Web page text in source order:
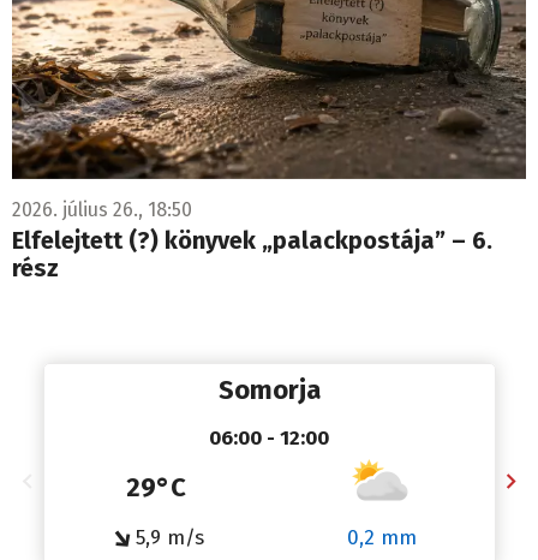
2026. július 26., 18:50
Elfelejtett (?) könyvek „palackpostája” – 6.
rész
Somorja
06:00 - 12:00
29°C
↓5,9 m/s 0,2 mm